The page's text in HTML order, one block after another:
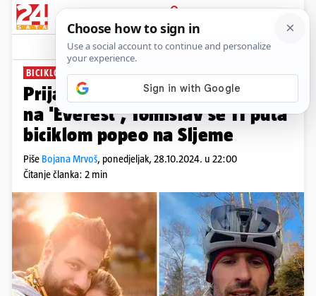
PRIJAVA
News Komentari
BICIKLOM ZA OPORAVAK
Prijateljstvo do neba: Za Sašu i
na 'Everest', Tomislav se 11 puta
biciklom popeo na Sljeme
Piše Bojana Mrvoš, ponedjeljak, 28.10.2024. u 22:00
Čitanje članka: 2 min